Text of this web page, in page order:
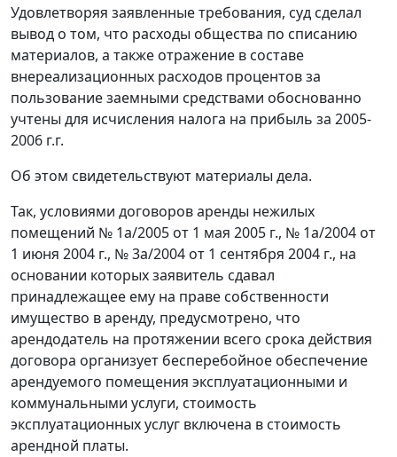
Удовлетворяя заявленные требования, суд сделал
вывод о том, что расходы общества по списанию
материалов, а также отражение в составе
внереализационных расходов процентов за
пользование заемными средствами обоснованно
учтены для исчисления налога на прибыль за 2005-
2006 г.г.
Об этом свидетельствуют материалы дела.
Так, условиями договоров аренды нежилых
помещений № 1а/2005 от 1 мая 2005 г., № 1а/2004 от
1 июня 2004 г., № 3а/2004 от 1 сентября 2004 г., на
основании которых заявитель сдавал
принадлежащее ему на праве собственности
имущество в аренду, предусмотрено, что
арендодатель на протяжении всего срока действия
договора организует бесперебойное обеспечение
арендуемого помещения эксплуатационными и
коммунальными услуги, стоимость
эксплуатационных услуг включена в стоимость
арендной платы.